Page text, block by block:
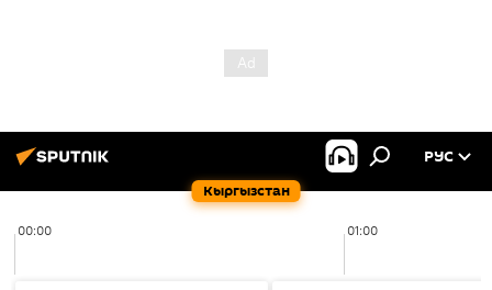
Кыргызстан
РУС
00:00 01:00